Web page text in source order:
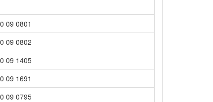
09 0801
09 0802
09 1405
09 1691
09 0795